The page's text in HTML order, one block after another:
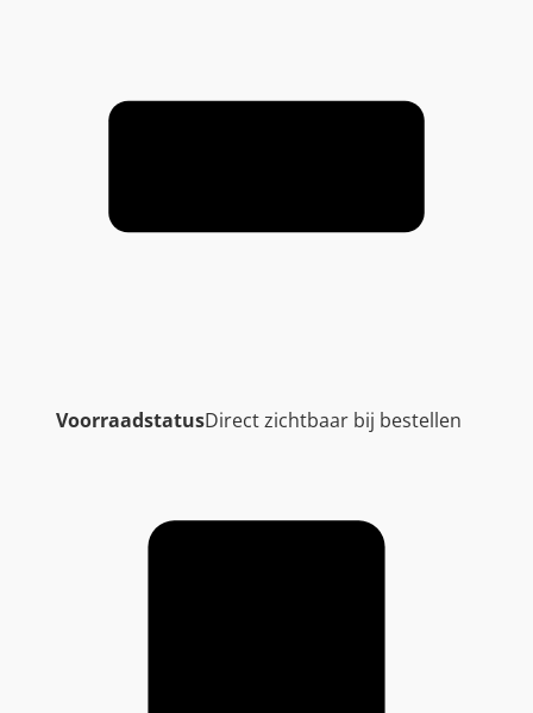
VoorraadstatusDirect zichtbaar bij bestellen